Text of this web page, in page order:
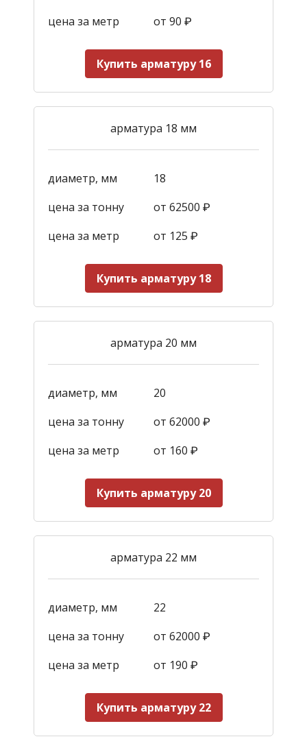
цена за метр от 90 ₽
Купить арматуру 16
арматура 18 мм
диаметр, мм
18
цена за тонну
от 62500 ₽
цена за метр
от 125 ₽
Купить арматуру 18
арматура 20 мм
диаметр, мм
20
цена за тонну
от 62000 ₽
цена за метр
от 160 ₽
Купить арматуру 20
арматура 22 мм
диаметр, мм
22
цена за тонну
от 62000 ₽
цена за метр
от 190 ₽
Купить арматуру 22